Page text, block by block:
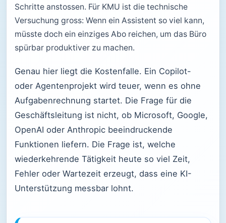
Schritte anstossen. Für KMU ist die technische
Versuchung gross: Wenn ein Assistent so viel kann,
müsste doch ein einziges Abo reichen, um das Büro
spürbar produktiver zu machen.
Genau hier liegt die Kostenfalle. Ein Copilot-
oder Agentenprojekt wird teuer, wenn es ohne
Aufgabenrechnung startet. Die Frage für die
Geschäftsleitung ist nicht, ob Microsoft, Google,
OpenAI oder Anthropic beeindruckende
Funktionen liefern. Die Frage ist, welche
wiederkehrende Tätigkeit heute so viel Zeit,
Fehler oder Wartezeit erzeugt, dass eine KI-
Unterstützung messbar lohnt.